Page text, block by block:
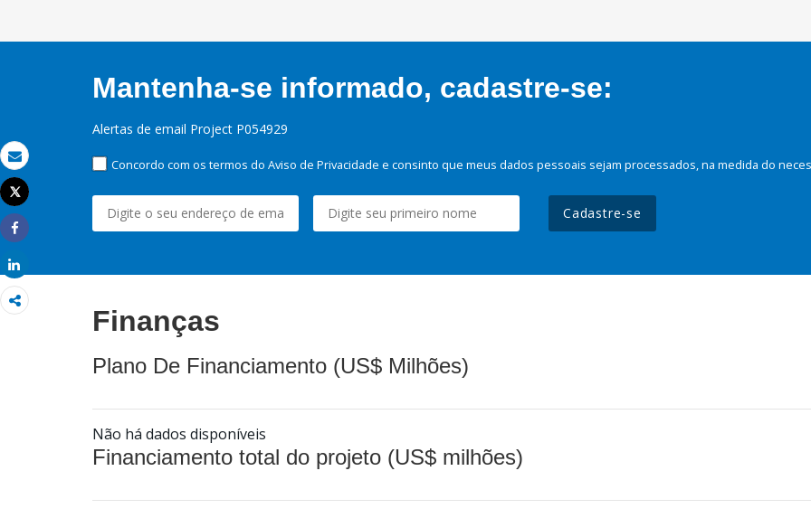
Email
Imprimir
Tweet
Share
Mantenha-se informado, cadastre-se:
Alertas de email Project P054929
Concordo com os termos do Aviso de Privacidade e consinto que meus dados pessoais sejam processados, na medida do
Cadastre-se
Finanças
Plano De Financiamento (US$ Milhões)
Não há dados disponíveis
Financiamento total do projeto (US$ milhões)